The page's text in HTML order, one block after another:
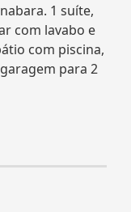
1 suíte,
com lavabo e
com piscina,
para 2